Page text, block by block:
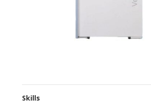
Skills